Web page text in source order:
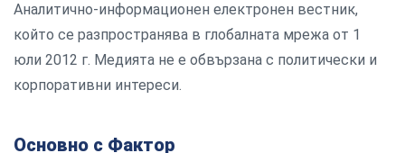
Аналитично-информационен електронен вестник,
който се разпространява в глобалната мрежа от 1
юли 2012 г. Медията не е обвързана с политически и
корпоративни интереси.
Основно с Фактор